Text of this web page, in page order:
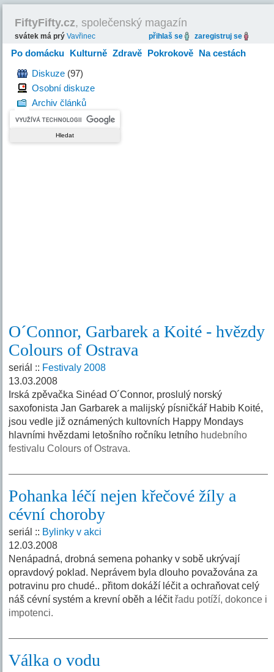
FiftyFifty.cz, společenský magazín
svátek má prýVavřinec přihlaš se zaregistruj se
Po domácku Kulturně Zdravě Pokrokově Na cestách
HravěDiskuze (97)
Osobní diskuze
Archiv článků
O´Connor, Garbarek a Koité - hvězdy
Colours of Ostrava
seriál :: Festivaly 2008
13.03.2008
Irská zpěvačka Sinéad O´Connor, proslulý norský
saxofonista Jan Garbarek a malijský písničkář Habib Koité,
jsou vedle již oznámených kultovních Happy Mondays
hlavními hvězdami letošního ročníku letního hudebního
festivalu Colours of Ostrava.
Pohanka léčí nejen křečové žíly a
cévní choroby
seriál :: Bylinky v akci
12.03.2008
Nenápadná, drobná semena pohanky v sobě ukrývají
opravdový poklad. Neprávem byla dlouho považována za
potravinu pro chudé.. přitom dokáží léčit a ochraňovat celý
náš cévní systém a krevní oběh a léčit řadu potíží, dokonce i
impotenci.
Válka o vodu